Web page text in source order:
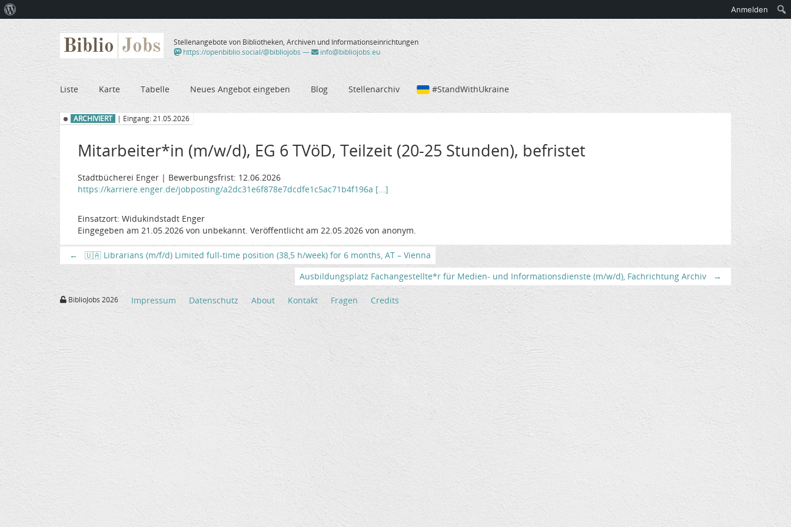
Biblio Jobs
Stellenangebote von Bibliotheken, Archiven und Informationseinrichtungen
https://openbiblio.social/@bibliojobs — info@bibliojobs.eu
Liste Karte Tabelle Neues Angebot eingeben Blog Stellenarchiv #StandWithUkraine
ARCHIVIERT | Eingang: 21.05.2026
Mitarbeiter*in (m/w/d), EG 6 TVöD, Teilzeit (20-25 Stunden), befristet
Stadtbücherei Enger | Bewerbungsfrist: 12.06.2026
https://karriere.enger.de/jobposting/a2dc31e6f878e7dcdfe1c5ac71b4f196a [...]
Einsatzort: Widukindstadt Enger
Eingegeben am 21.05.2026 von unbekannt. Veröffentlicht am 22.05.2026 von anonym.
←
🇺🇦 Librarians (m/f/d) Limited full-time position (38,5 h/week) for 6 months, AT – Vienna
Ausbildungsplatz Fachangestellte*r für Medien- und Informationsdienste (m/w/d), Fachrichtung Archiv
→
BiblioJobs 2026 Impressum Datenschutz About Kontakt Fragen Credits
WordPress
Anmelden